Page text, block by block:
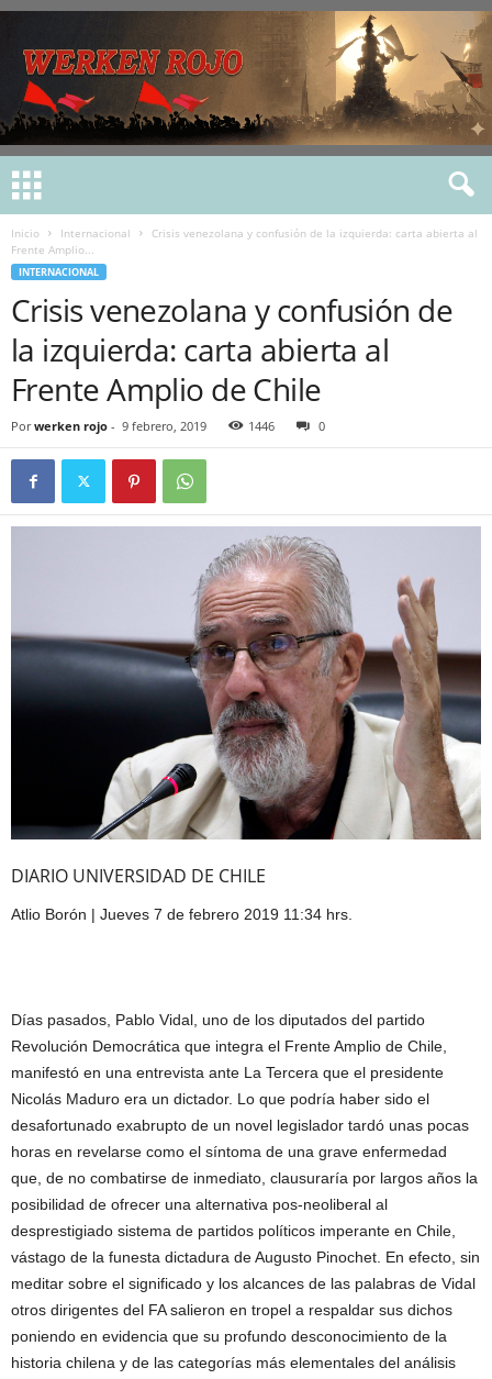
Inicio Internacional
Crisis venezolana y confusión de la izquierda: carta abierta al
Frente Amplio...
INTERNACIONAL
Crisis venezolana y confusión de
la izquierda: carta abierta al
Frente Amplio de Chile
Por werken rojo - 9 febrero, 2019 1446 0
DIARIO UNIVERSIDAD DE CHILE
Atlio Borón | Jueves 7 de febrero 2019 11:34 hrs.
Días pasados, Pablo Vidal, uno de los diputados del partido
Revolución Democrática que integra el Frente Amplio de Chile,
manifestó en una entrevista ante La Tercera que el presidente
Nicolás Maduro era un dictador. Lo que podría haber sido el
desafortunado exabrupto de un novel legislador tardó unas pocas
horas en revelarse como el síntoma de una grave enfermedad
que, de no combatirse de inmediato, clausuraría por largos años la
posibilidad de ofrecer una alternativa pos-neoliberal al
desprestigiado sistema de partidos políticos imperante en Chile,
vástago de la funesta dictadura de Augusto Pinochet. En efecto, sin
meditar sobre el significado y los alcances de las palabras de Vidal
otros dirigentes del FA salieron en tropel a respaldar sus dichos
poniendo en evidencia que su profundo desconocimiento de la
historia chilena y de las categorías más elementales del análisis